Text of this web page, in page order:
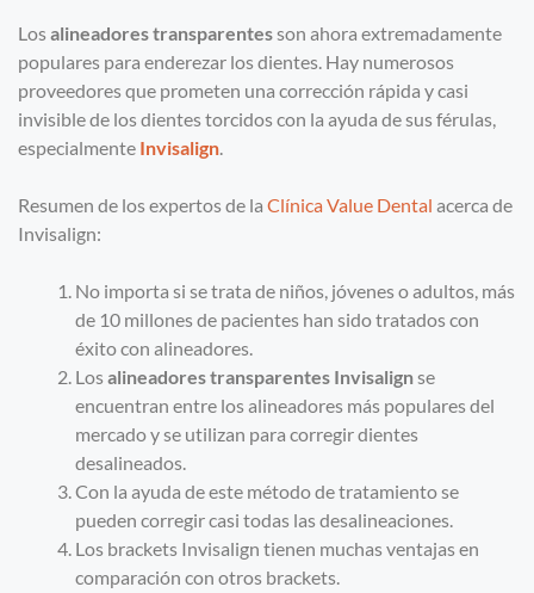
Losalineadores transparentesson ahora extremadamente
populares para enderezar los dientes. Hay numerosos
proveedores que prometen una corrección rápida y casi
invisible de los dientes torcidos con la ayuda de sus férulas,
especialmente Invisalign.
Resumen de los expertos de la Clínica Value Dental acerca de
Invisalign:
No importa si se trata de niños, jóvenes o adultos, más
de 10 millones de pacientes han sido tratados con
éxito con alineadores.
Losalineadores transparentes Invisalignse
encuentran entre los alineadores más populares del
mercado y se utilizan para corregir dientes
desalineados.
Con la ayuda de este método de tratamiento se
pueden corregir casi todas las desalineaciones.
Los brackets Invisalign tienen muchas ventajas en
comparación con otros brackets.